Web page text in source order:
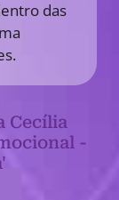
das
Cecília
-